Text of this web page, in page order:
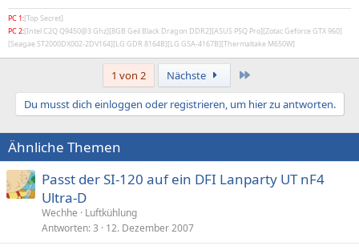
PC 1:[Top Secret]
PC 2:[Intel C2Q Q9450@3 Ghz][8GB Geil Black Dragon DDR2][ASUS P5Q Pro][Zotac Geforce GTX 960]
[Seagae ST2000DX002-2DV164][LG GDR 8164B][LG GSA-4167B][Thermaltake M650W]
1 von 2 Nächste
Du musst dich einloggen oder registrieren, um hier zu antworten.
Ähnliche Themen
Passt der SI-120 auf ein DFI Lanparty UT nF4
Ultra-D
Wechhe
Luftkühlung
Antworten 3 12. Dezember 2007